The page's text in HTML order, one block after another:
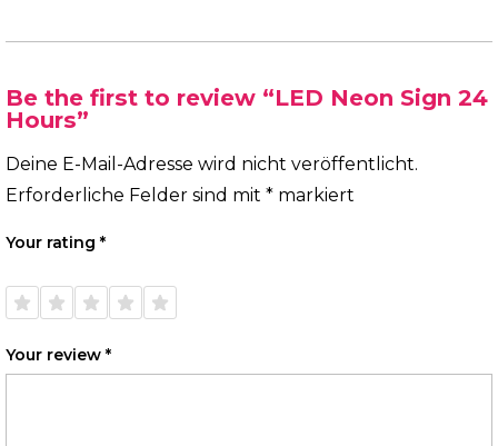
Be the first to review “LED Neon Sign 24
Hours”
Deine E-Mail-Adresse wird nicht veröffentlicht.
Erforderliche Felder sind mit * markiert
Your rating *
Your review *